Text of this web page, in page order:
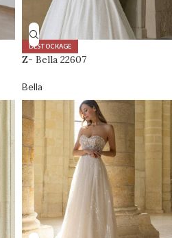
DÉSTOCKAGE
Z- Bella 22607
Bella